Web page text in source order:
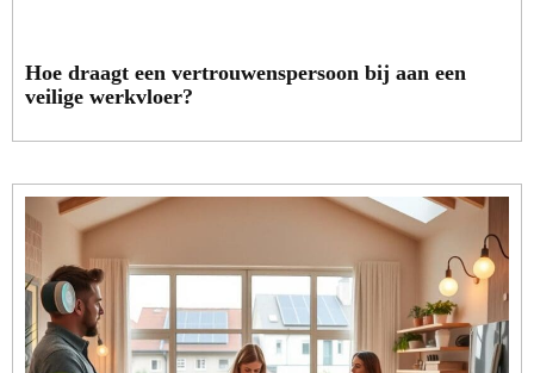
Hoe draagt een vertrouwenspersoon bij aan een
veilige werkvloer?